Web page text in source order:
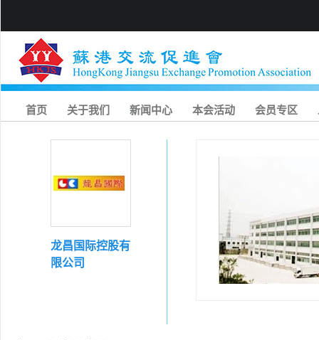
首页 关于我们 新闻中心 本会活动 会员专区
龙昌国际控股有
限公司